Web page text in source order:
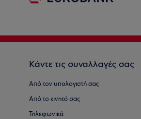
Κάντε τις συναλλαγές σας
Από τον υπολογιστή σας
Από το κινητό σας
Τηλεφωνικά